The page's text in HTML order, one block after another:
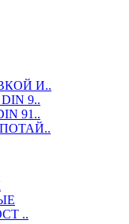
И..
9..
91..
..